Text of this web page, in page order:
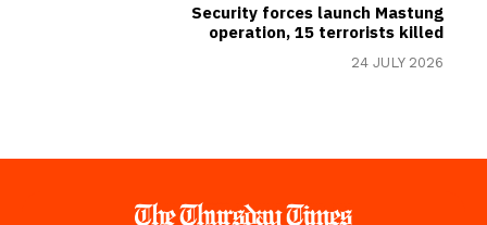
Security forces launch Mastung
operation, 15 terrorists killed
24 JULY 2026